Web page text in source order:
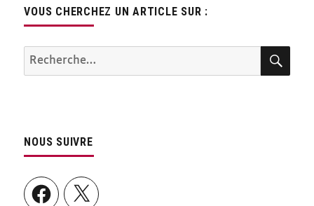
VOUS CHERCHEZ UN ARTICLE SUR :
Recherche
pour :
NOUS SUIVRE
Facebook
X